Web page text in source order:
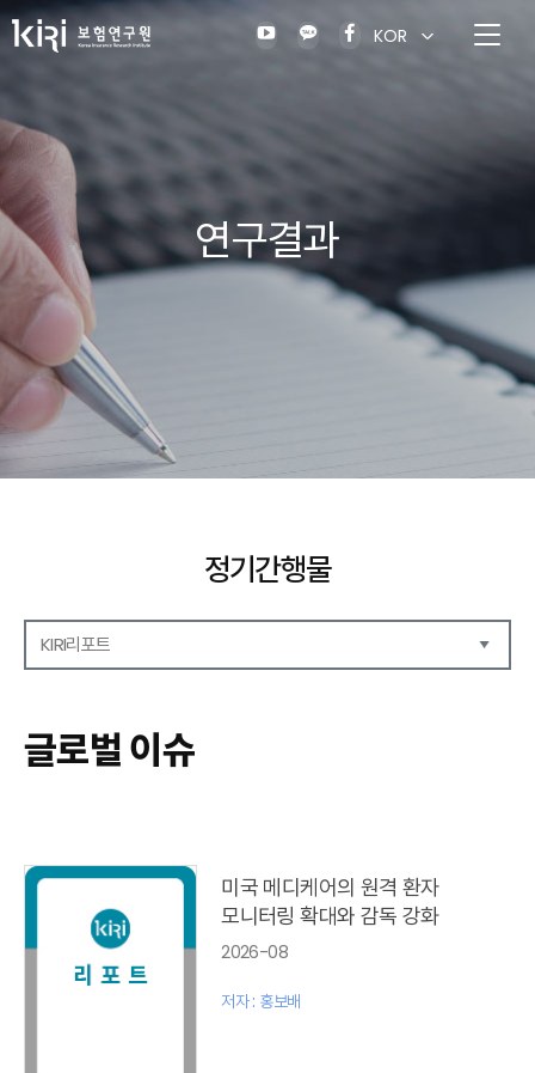
KOR
연구결과
정기간행물
KIRI리포트
보험금융연구
KIRI 리포트
글로벌 이슈
리포트 모음집(종간)
해외학술연구 분석(종간)
금융보험해설(종간)
글로벌 이슈
미국 메디케어의 원격 환자
모니터링 확대와 감독 강화
2026-08
저자 : 홍보배